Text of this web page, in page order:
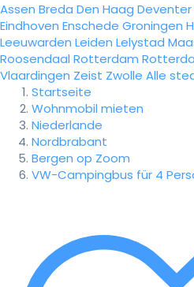
Assen Breda Den Haag Deventer
Eindhoven Enschede Groningen
Leeuwarden Leiden Lelystad
Roosendaal Rotterdam
Vlaardingen Zeist Zwolle Alle
Startseite
Wohnmobil mieten
Niederlande
Nordbrabant
Bergen op Zoom
VW-Campingbus für 4